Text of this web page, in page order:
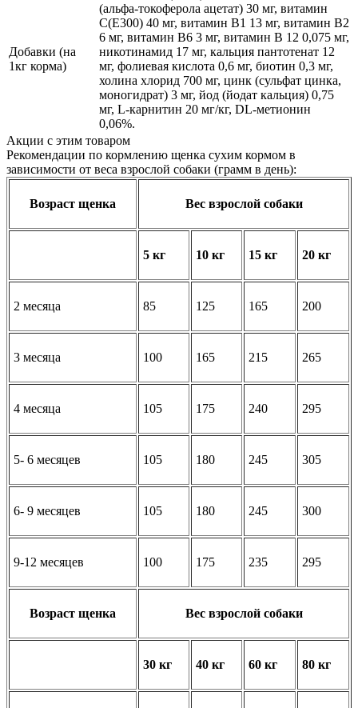
Добавки (на
1кг корма)
(альфа-токоферола ацетат) 30 мг, витамин
С(Е300) 40 мг, витамин В1 13 мг, витамин В2
6 мг, витамин В6 3 мг, витамин В 12 0,075 мг,
никотинамид 17 мг, кальция пантотенат 12
мг, фолиевая кислота 0,6 мг, биотин 0,3 мг,
холина хлорид 700 мг, цинк (сульфат цинка,
моногидрат) 3 мг, йод (йодат кальция) 0,75
мг, L-карнитин 20 мг/кг, DL-метионин
0,06%.
Акции с этим товаром
Рекомендации по кормлению щенка сухим кормом в
зависимости от веса взрослой собаки (грамм в день):
Возраст щенка Вес взрослой собаки
5 кг 10 кг 15 кг 20 кг
2 месяца 85 125 165 200
3 месяца 100 165 215 265
4 месяца 105 175 240 295
5- 6 месяцев 105 180 245 305
6- 9 месяцев 105 180 245 300
9-12 месяцев 100 175 235 295
Возраст щенка Вес взрослой собаки
30 кг 40 кг 60 кг 80 кг